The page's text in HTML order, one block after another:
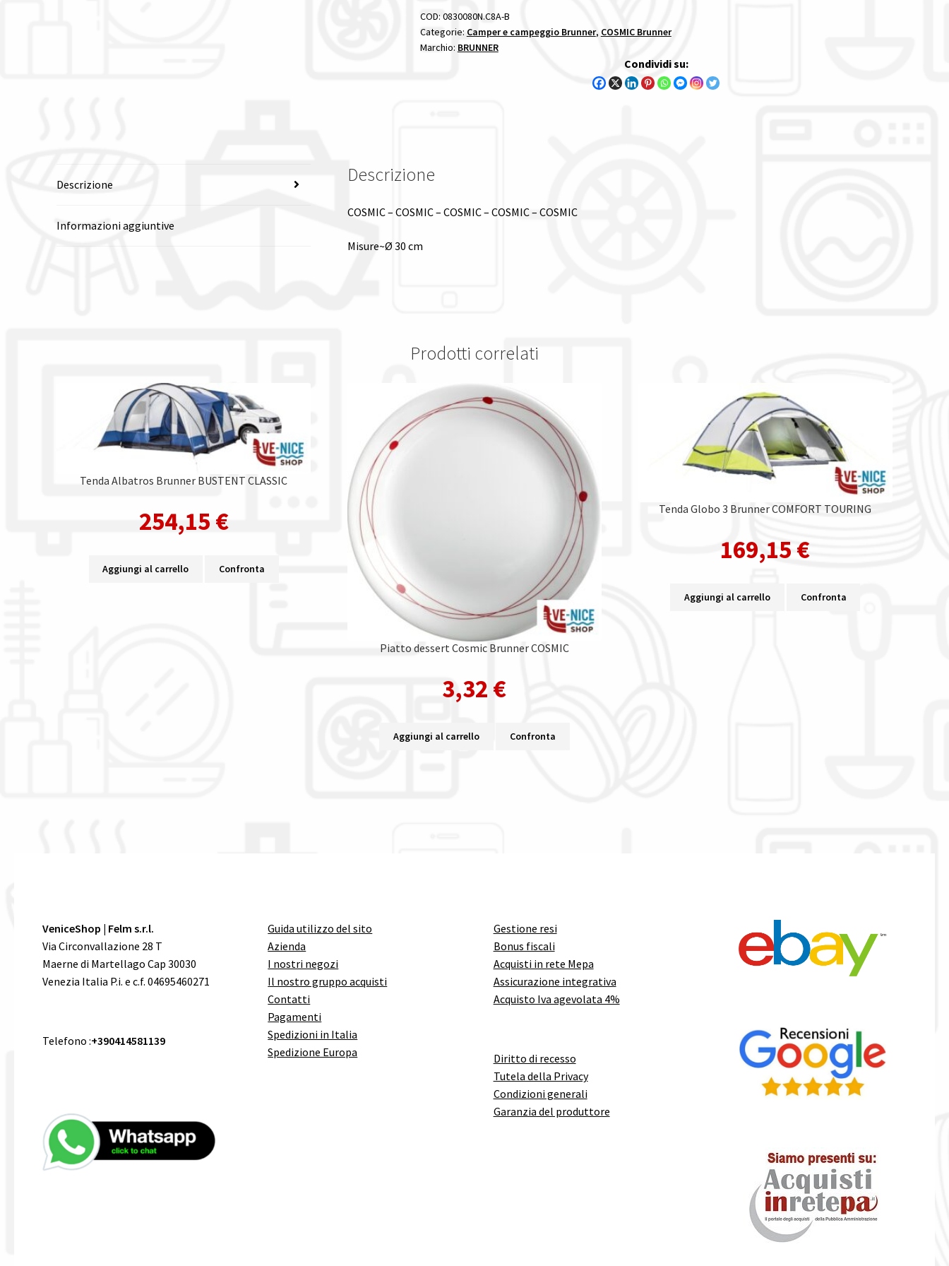
COD: 0830080N.C8A-B
Categorie: Camper e campeggio Brunner, COSMIC Brunner
Marchio: BRUNNER
Condividi su:
Descrizione
Informazioni aggiuntive
Descrizione
COSMIC – COSMIC – COSMIC – COSMIC – COSMIC
Misure~Ø 30 cm
Prodotti correlati
Tenda Albatros Brunner BUSTENT CLASSIC
254,15 €
Aggiungi al carrello Confronta
Piatto dessert Cosmic Brunner COSMIC
3,32 €
Aggiungi al carrello Confronta
Tenda Globo 3 Brunner COMFORT TOURING
169,15 €
Aggiungi al carrello Confronta
VeniceShop | Felm s.r.l.
Via Circonvallazione 28 T
Maerne di Martellago Cap 30030
Venezia Italia P.i. e c.f. 04695460271
Telefono :+390414581139
Guida utilizzo del sito
Azienda
I nostri negozi
Il nostro gruppo acquisti
Contatti
Pagamenti
Spedizioni in Italia
Spedizione Europa
Gestione resi
Bonus fiscali
Acquisti in rete Mepa
Assicurazione integrativa
Acquisto Iva agevolata 4%
Diritto di recesso
Tutela della Privacy
Condizioni generali
Garanzia del produttore